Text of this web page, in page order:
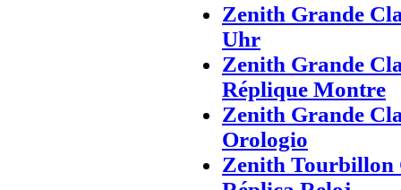
Zenith Grande
Uhr
Zenith Grande
Réplique Montre
Zenith Grande
Orologio
Zenith Tourbillon